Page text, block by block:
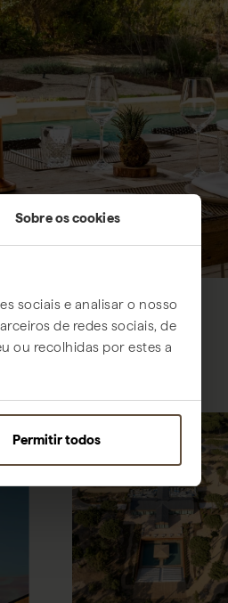
Sobre os cookies
sociais e analisar o nosso
de redes sociais, de
ou recolhidas por estes a
Permitir todos